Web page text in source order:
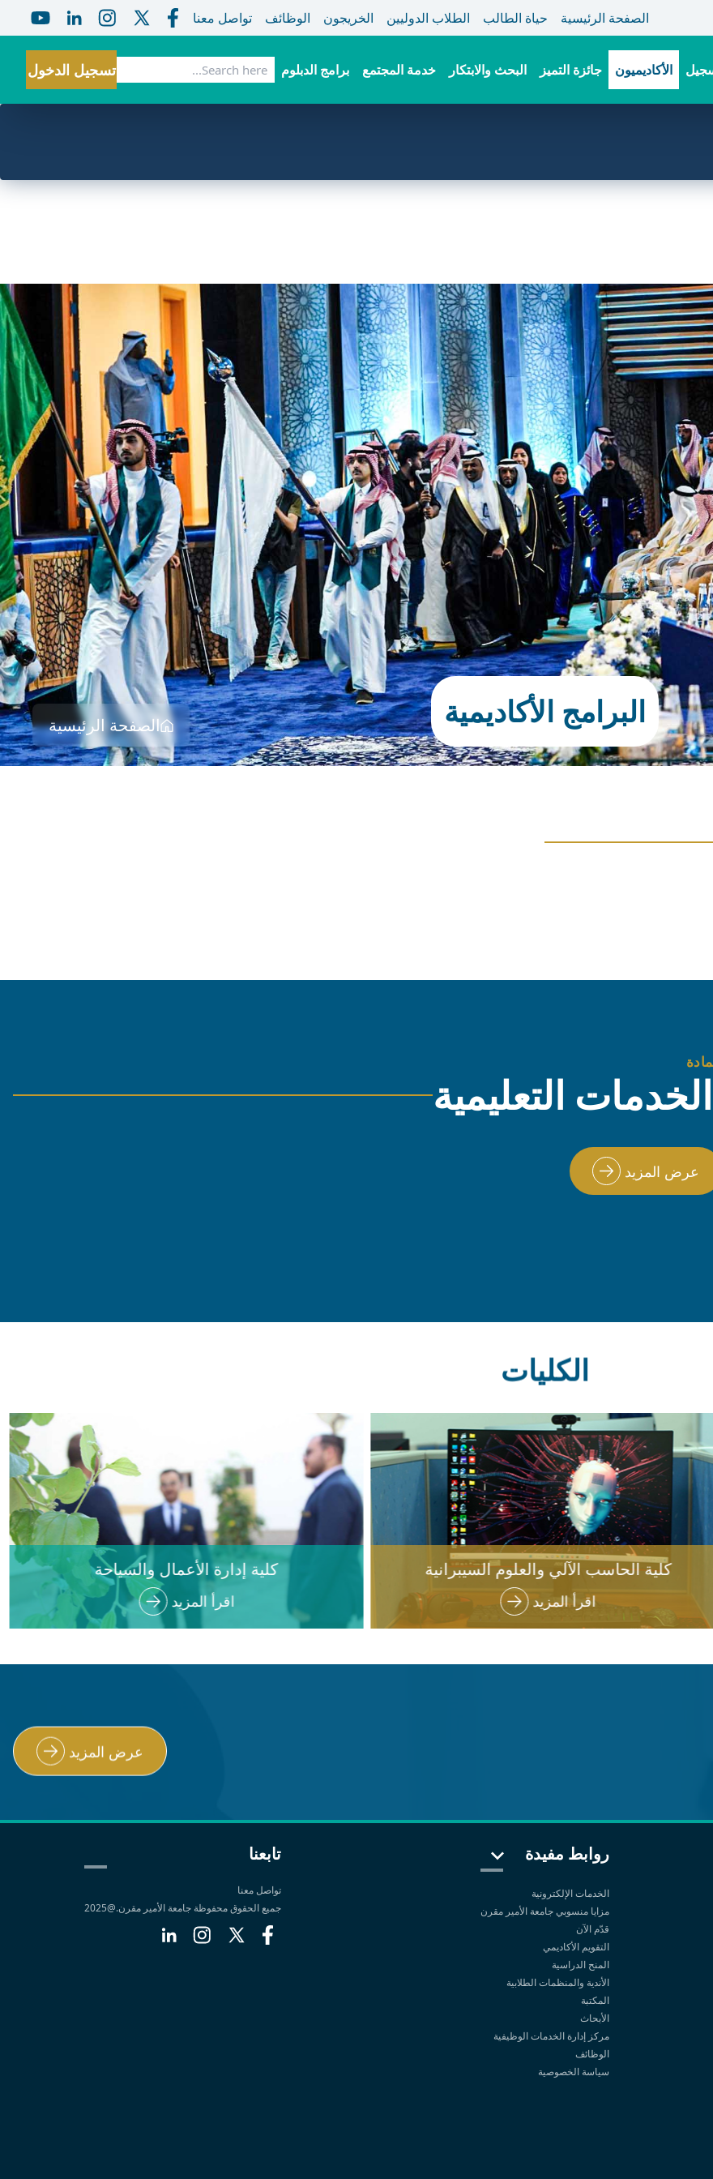
الصفحة الرئيسية حياة الطالب الطلاب الدوليين الخريجون الوظائف تواصل معنا
الأكاديميون جائزة التميز البحث والابتكار خدمة المجتمع برامج الدبلوم بحث تسجيل الدخول
البرامج الأكاديمية الصفحة الرئيسية
الخدمات التعليمية
عرض المزيد
الكليات
كلية الحاسب الآلي والعلوم السيبرانية
اقرأ المزيد
كلية إدارة الأعمال والسياحة
اقرأ المزيد
عرض المزيد
روابط مفيدة
الخدمات الإلكترونية
مزايا منسوبي جامعة الأمير مقرن
قدّم الآن
التقويم الأكاديمي
المنح الدراسية
الأندية والمنظمات الطلابية
المكتبة
الأبحاث
مركز إدارة الخدمات الوظيفية
الوظائف
سياسة الخصوصية
تابعنا
تواصل معنا
جميع الحقوق محفوظة جامعة الأمير مقرن.@2025